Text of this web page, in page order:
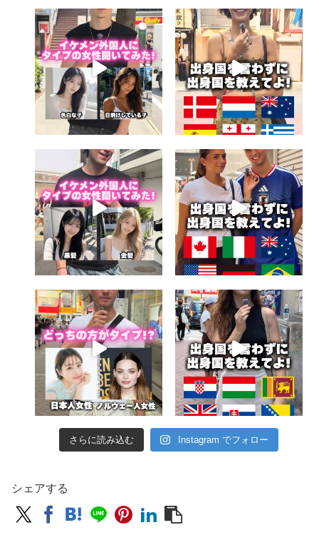
さらに読み込む Instagram でフォロー
シェアする